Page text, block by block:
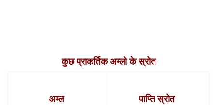
कुछ प्राकर्तिक अम्लो के स्रोत
अम्ल पाप्ति स्रोत